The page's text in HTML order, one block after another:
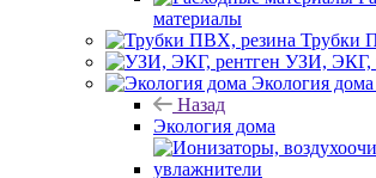
материалы
Трубки
УЗИ, ЭКГ,
Экология дома
Назад
Экология дома